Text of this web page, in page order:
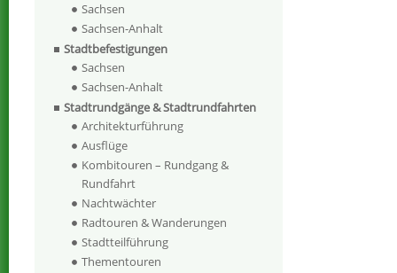
Sachsen
Sachsen-Anhalt
Stadtbefestigungen
Sachsen
Sachsen-Anhalt
Stadtrundgänge & Stadtrundfahrten
Architekturführung
Ausflüge
Kombitouren – Rundgang &
Rundfahrt
Nachtwächter
Radtouren & Wanderungen
Stadtteilführung
Thementouren